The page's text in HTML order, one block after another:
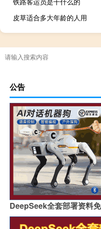
皮草适合多大年龄的人用
公告
DeepSeek全套部署资料